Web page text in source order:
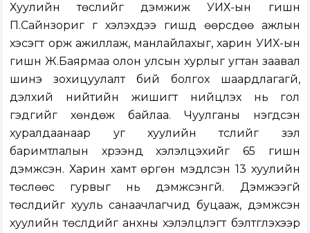
Хуулийн төслийг дэмжиж УИХ-ын гишүүн
П.Сайнзориг үг хэлэхдээ гишүүд өөрсдөө ажлын
хэсэгт орж ажиллаж, манлайлахыг, харин УИХ-ын
гишүүн Ж.Баярмаа олон улсын хурлыг угтан заавал
шинэ зохицуулалт бий болгох шаардлагагүй,
дэлхий нийтийн жишигт нийцүүлэх нь гол
гэдгийг хөндөж байлаа. Чуулганы нэгдсэн
хуралдаанаар уг хуулийн төслийг үзэл
баримтлалын хүрээнд хэлэлцэхийг 65 гишүүн
дэмжсэн. Харин хамт өргөн мэдүүлсэн 13 хуулийн
төслөөс гурвыг нь дэмжсэнгүй. Дэмжээгүй
төслүүдийг хууль санаачлагчид буцааж, дэмжсэн
хуулийн төслүүдийг анхны хэлэлцүүлэгт бэлтгүүлэхээр